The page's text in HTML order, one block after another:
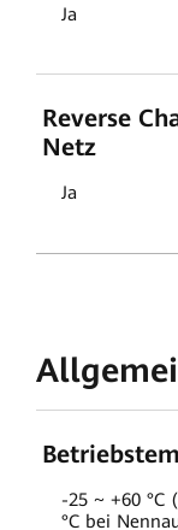
Ja
Reverse
Netz
Ja
-25 ~ +60 °C
°C bei